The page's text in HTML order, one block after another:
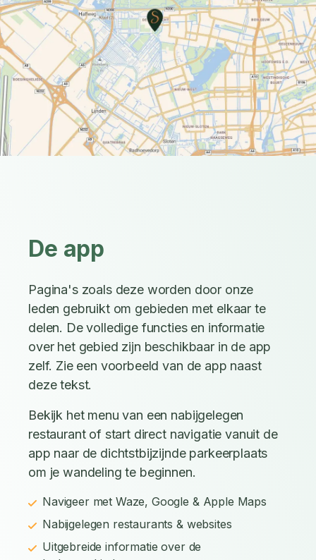
De app
Pagina's zoals deze worden door onze
leden gebruikt om gebieden met elkaar te
delen. De volledige functies en informatie
over het gebied zijn beschikbaar in de app
zelf. Zie een voorbeeld van de app naast
deze tekst.
Bekijk het menu van een nabijgelegen
restaurant of start direct navigatie vanuit de
app naar de dichtstbijzijnde parkeerplaats
om je wandeling te beginnen.
Navigeer met Waze, Google & Apple Maps
Nabijgelegen restaurants & websites
Uitgebreide informatie over de